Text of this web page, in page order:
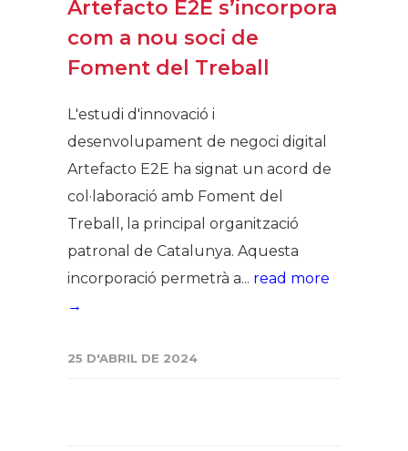
Artefacto E2E s’incorpora
com a nou soci de
Foment del Treball
L'estudi d'innovació i
desenvolupament de negoci digital
Artefacto E2E ha signat un acord de
col·laboració amb Foment del
Treball, la principal organització
patronal de Catalunya. Aquesta
incorporació permetrà a... read more
→
25 D'ABRIL DE 2024